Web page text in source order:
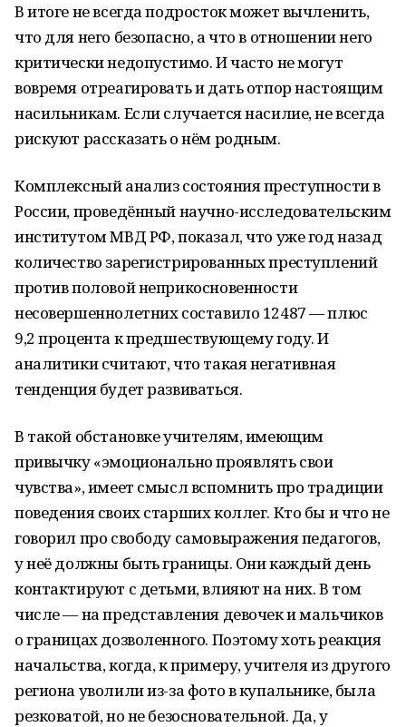
В итоге не всегда подросток может вычленить,
что для него безопасно, а что в отношении него
критически недопустимо. И часто не могут
вовремя отреагировать и дать отпор настоящим
насильникам. Если случается насилие, не всегда
рискуют рассказать о нём родным.
Комплексный анализ состояния преступности в
России, проведённый научно-исследовательским
институтом МВД РФ, показал, что уже год назад
количество зарегистрированных преступлений
против половой неприкосновенности
несовершеннолетних составило 12487 — плюс
9,2 процента к предшествующему году. И
аналитики считают, что такая негативная
тенденция будет развиваться.
В такой обстановке учителям, имеющим
привычку «эмоционально проявлять свои
чувства», имеет смысл вспомнить про традиции
поведения своих старших коллег. Кто бы и что не
говорил про свободу самовыражения педагогов,
у неё должны быть границы. Они каждый день
контактируют с детьми, влияют на них. В том
числе — на представления девочек и мальчиков
о границах дозволенного. Поэтому хоть реакция
начальства, когда, к примеру, учителя из другого
региона уволили из-за фото в купальнике, была
резковатой, но не безосновательной. Да, у